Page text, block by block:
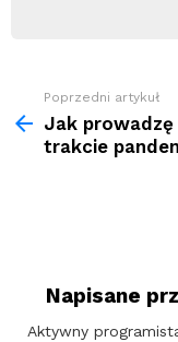
Zobacz
więcej
Poprzedni artykuł
Jak
trakcie
Napisane
Aktywny